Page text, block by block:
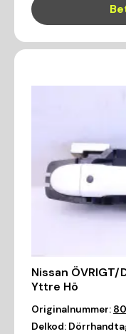
Nissan ÖVRIGT/
Yttre Hö
Originalnummer:
Delkod: